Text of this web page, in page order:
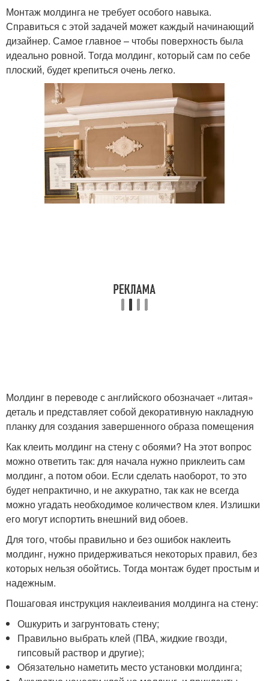
Монтаж молдинга не требует особого навыка.
Справиться с этой задачей может каждый начинающий
дизайнер. Самое главное – чтобы поверхность была
идеально ровной. Тогда молдинг, который сам по себе
плоский, будет крепиться очень легко.
Молдинг в переводе с английского обозначает «литая»
деталь и представляет собой декоративную накладную
планку для создания завершенного образа помещения
Как клеить молдинг на стену с обоями? На этот вопрос
можно ответить так: для начала нужно приклеить сам
молдинг, а потом обои. Если сделать наоборот, то это
будет непрактично, и не аккуратно, так как не всегда
можно угадать необходимое количеством клея. Излишки
его могут испортить внешний вид обоев.
Для того, чтобы правильно и без ошибок наклеить
молдинг, нужно придерживаться некоторых правил, без
которых нельзя обойтись. Тогда монтаж будет простым и
надежным.
Пошаговая инструкция наклеивания молдинга на стену:
Ошкурить и загрунтовать стену;
Правильно выбрать клей (ПВА, жидкие гвозди,
гипсовый раствор и другие);
Обязательно наметить место установки молдинга;